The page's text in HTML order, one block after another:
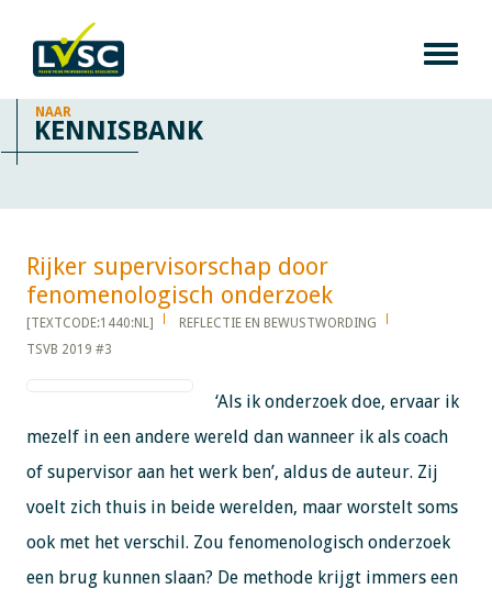
NAAR
KENNISBANK
Rijker supervisorschap door
fenomenologisch onderzoek​​​​​​
[TEXTCODE:1440:NL]
REFLECTIE EN BEWUSTWORDING
TSVB 2019 #3
‘Als ik onderzoek doe, ervaar ik
mezelf in een andere wereld dan wanneer ik als coach
of supervisor aan het werk ben’, aldus de auteur. Zij
voelt zich thuis in beide werelden, maar worstelt soms
ook met het verschil. Zou fenomenologisch onderzoek
een brug kunnen slaan? De methode krijgt immers een